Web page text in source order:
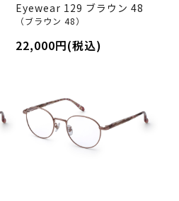
Eyewear 129 ブラウン 48
（ブラウン 48）
22,000円(税込)